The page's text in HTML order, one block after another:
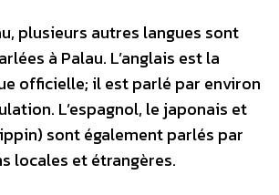
plusieurs autres langues sont
à Palau. L’anglais est la
officielle; il est parlé par environ
L’espagnol, le japonais et
sont également parlés par
locales et étrangères.